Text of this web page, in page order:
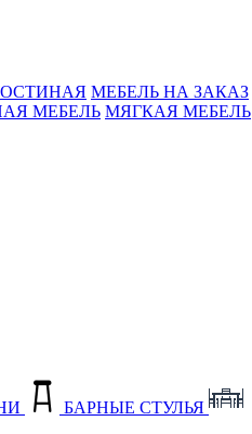
МЕБЕЛЬ НА ЗАКАЗ
МЕБЕЛЬ МЯГКАЯ МЕБЕЛЬ
БАРНЫЕ СТУЛЬЯ